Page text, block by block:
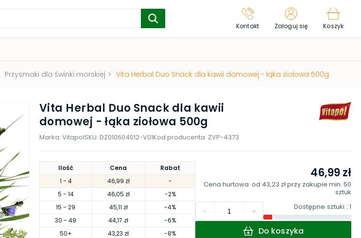
Kontakt Zaloguj się Koszyk
Przysmaki dla świnki morskiej > Vita Herbal Duo Snack dla kawii domowej - łąka ziołowa 500g
Vita Herbal Duo Snack dla kawii
domowej - łąka ziołowa 500g
Marka: VitapolSKU: DZ010604012-V01Kod producenta: ZVP-4373
Ilość Cena
Rabat
1 - 4 46,99 zł
-
5 - 14 46,05 zł
-2%
15 - 29 45,11 zł
-4%
30 - 49 44,17 zł
-6%
50+ 43,23 zł -8%
46,99 zł
Cena hurtowa: od 43,23 złprzy zakupie min. 50
sztuk
Dostępne sztuki : 1
Do koszyka